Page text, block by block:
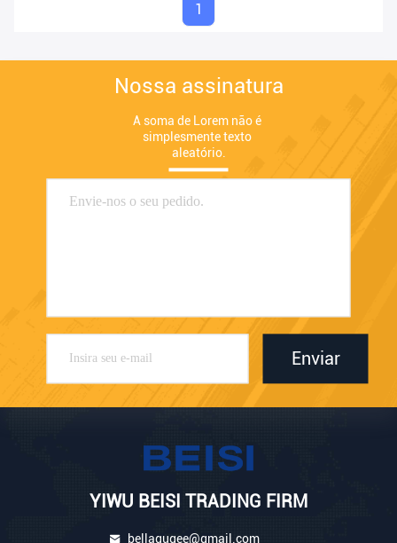
1
Nossa assinatura
A soma de Lorem não é
simplesmente texto
aleatório.
Enviar
YIWU BEISI TRADING FIRM
bellagugee@gmail.com